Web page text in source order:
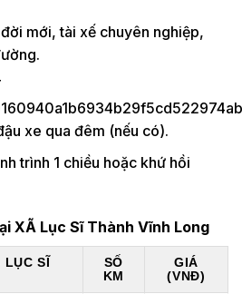
mới, tài xế chuyên nghiệp,
xe qua đêm (nếu có).
trình 1 chiều hoặc khứ hồi
XÃ Lục Sĩ Thành Vĩnh Long
LỤC SĨ
SỐ
KM
GIÁ
(VNĐ)